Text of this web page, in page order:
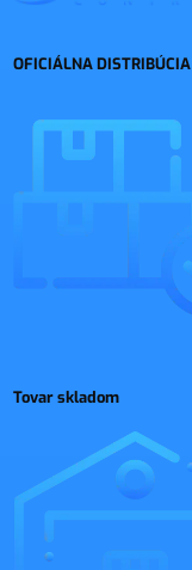
OFICIÁLNA DISTRIBÚCIA
Tovar skladom